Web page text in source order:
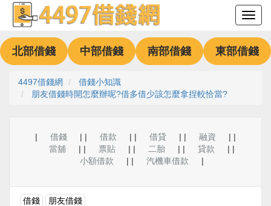
北部借錢 中部借錢 南部借錢 東部借錢
4497借錢網
借錢小知識
朋友借錢時開怎麼辦呢?借多借少該怎麼拿捏較恰當?
| 借錢 | | 借款 | | 借貸 | | 融資
| |
當舖
| | 票貼 | | 二胎 | | 貸款
| |
小額借款
| | 汽機車借款 |
借錢 朋友借錢